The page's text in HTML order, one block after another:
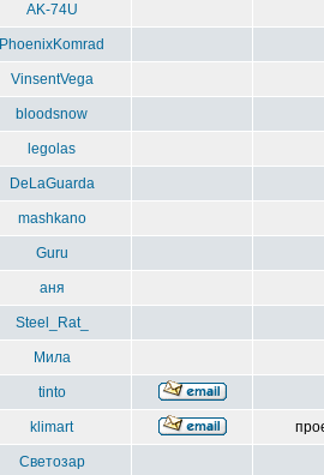
AK-74U
PhoenixKomrad
VinsentVega
bloodsnow
legolas
DeLaGuarda
mashkano
Guru
аня
Steel_Rat_
Мила
tinto
klimart
Светозар